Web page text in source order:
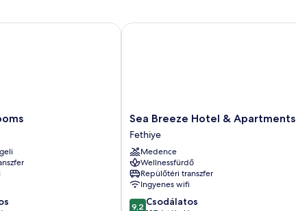
Sea
Breeze
Hotel
&
Apartments
Fethiye
Sea Breeze Hotel & Apartments
Fethiye
Medence
Wellnessfürdő
Repülőtéri transzfer
Ingyenes wifi
9.2
9,2 Csodálatos
Sea Breeze Hotel & Apartments